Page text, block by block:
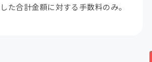
した合計金額に対する手数料のみ。